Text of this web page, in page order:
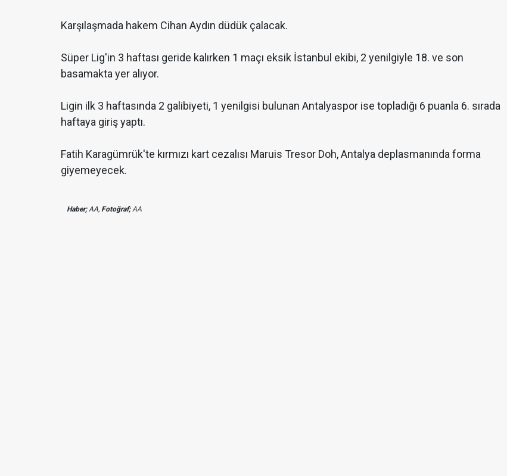
Karşılaşmada hakem Cihan Aydın düdük çalacak.
Süper Lig'in 3 haftası geride kalırken 1 maçı eksik İstanbul ekibi, 2 yenilgiyle 18. ve son
basamakta yer alıyor.
Ligin ilk 3 haftasında 2 galibiyeti, 1 yenilgisi bulunan Antalyaspor ise topladığı 6 puanla 6. sırada
haftaya giriş yaptı.
Fatih Karagümrük'te kırmızı kart cezalısı Maruis Tresor Doh, Antalya deplasmanında forma
giyemeyecek.
Haber;AA, Fotoğraf;AA